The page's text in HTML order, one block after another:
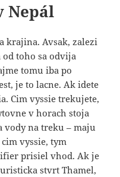
Nepál
krajina. Avsak, zalezi
od toho sa odvija
tomu iba po
je to lacne. Ak idete
Cim vyssie trekujete,
v horach stoja
vody na treku – maju
vyssie, tym
prisiel vhod. Ak je
stvrt Thamel,